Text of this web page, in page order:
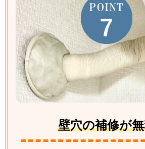
壁穴の補修が